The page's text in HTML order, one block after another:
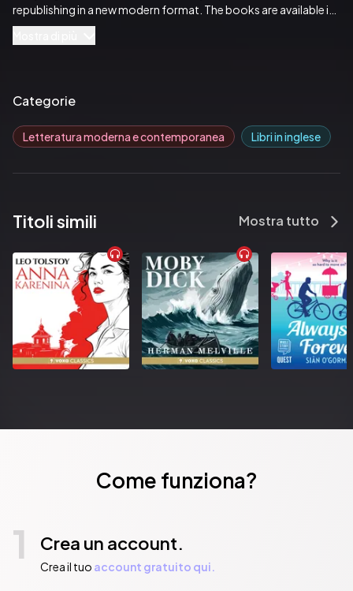
republishing in a new modern format. The books are available in
print, as well as ebooks. DigiCat hopes you will treat this work
with the acknowledgment and passion it deserves as a classic of
Categorie
Letteratura moderna e contemporanea Libri in inglese
Titoli simili Mostra tutto
Come funziona?
1 Crea un account.
Crea il tuo account gratuito qui.